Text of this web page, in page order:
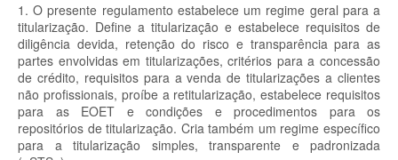
1.O presente regulamento estabelece um regime geral para a
titularização. Define a titularização e estabelece requisitos de
diligência devida, retenção do risco e transparência para as
partes envolvidas em titularizações, critérios para a concessão
de crédito, requisitos para a venda de titularizações a clientes
não profissionais, proíbe a retitularização, estabelece requisitos
para as EOET e condições e procedimentos para os
repositórios de titularização. Cria também um regime específico
para a titularização simples, transparente e padronizada